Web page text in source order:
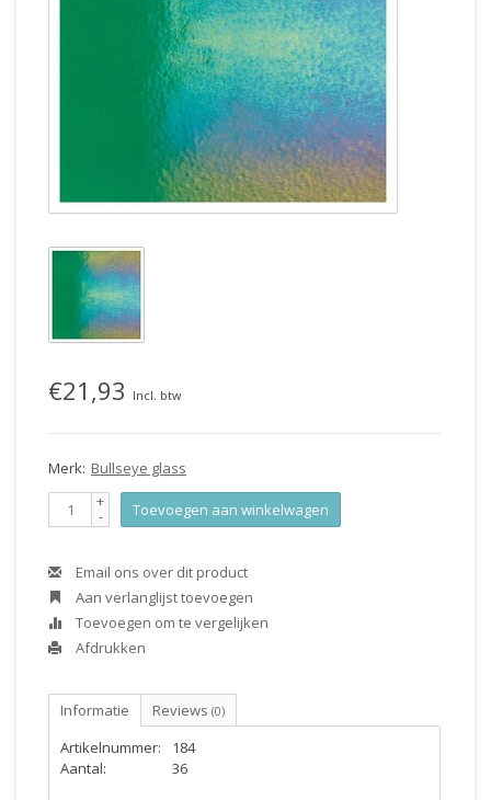
€21,93 Incl. btw
Merk: Bullseye glass
+
- Toevoegen aan winkelwagen
Email ons over dit product
Aan verlanglijst toevoegen
Toevoegen om te vergelijken
Afdrukken
Informatie Reviews (0)
Artikelnummer:
184
Aantal:
36